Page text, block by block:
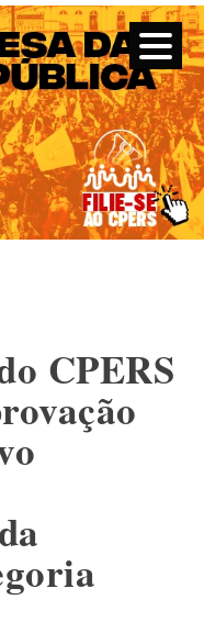
Funcionários de escola
CPERS